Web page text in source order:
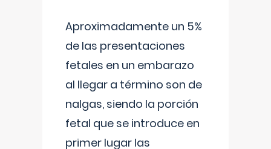
Aproximadamente un 5%
de las presentaciones
fetales en un embarazo
al llegar a término son de
nalgas, siendo la porción
fetal que se introduce en
primer lugar las